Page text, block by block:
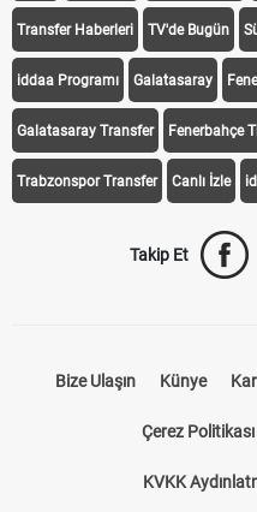
Transfer Haberleri TV'de Bugün
iddaa Programı Galatasaray
Galatasaray Transfer Fenerbahçe
Trabzonspor Transfer Canlı İzle
Takip Et
Bize Ulaşın Künye
Çerez Politikası
KVKK